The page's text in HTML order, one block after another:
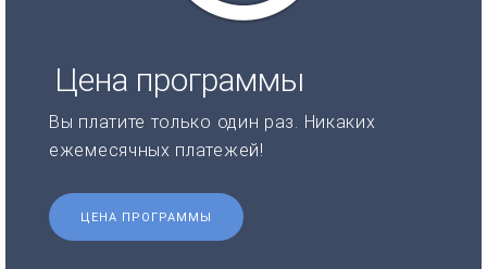
Цена программы
Вы платите только один раз. Никаких
ежемесячных платежей!
ЦЕНА ПРОГРАММЫ